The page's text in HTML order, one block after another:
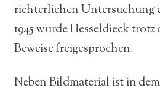
richterlichen Untersuchung
1945 wurde Hesseldieck
Beweise freigesprochen.
Neben Bildmaterial ist in